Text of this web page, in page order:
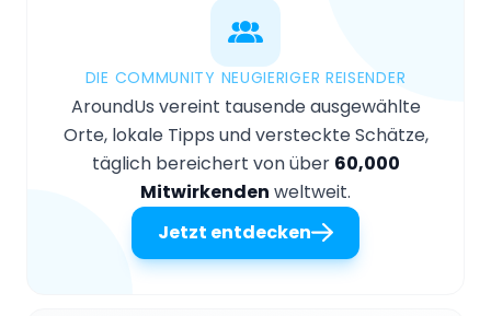
DIE COMMUNITY NEUGIERIGER REISENDER
AroundUs vereint tausende ausgewählte
Orte, lokale Tipps und versteckte Schätze,
täglich bereichert von über 60,000
Mitwirkenden weltweit.
Jetzt entdecken